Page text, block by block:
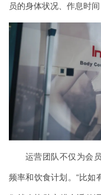
员的身体状况、作息时
运营团队不仅为会
频率和饮食计划。“比如